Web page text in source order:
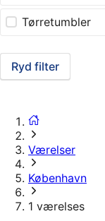
Tørretumbler
Ryd filter
Værelser
København
1 værelses